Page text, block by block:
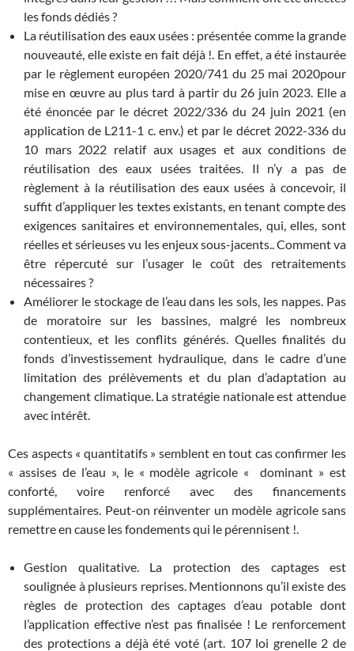
les fonds dédiés ?
La réutilisation des eaux usées : présentée comme la grande
nouveauté, elle existe en fait déjà !. En effet, a été instaurée
par le règlement européen 2020/741 du 25 mai 2020pour
mise en œuvre au plus tard à partir du 26 juin 2023. Elle a
été énoncée par le décret 2022/336 du 24 juin 2021 (en
application de L211-1 c. env.) et par le décret 2022-336 du
10 mars 2022 relatif aux usages et aux conditions de
réutilisation des eaux usées traitées. Il n’y a pas de
règlement à la réutilisation des eaux usées à concevoir, il
suffit d’appliquer les textes existants, en tenant compte des
exigences sanitaires et environnementales, qui, elles, sont
réelles et sérieuses vu les enjeux sous-jacents.. Comment va
être répercuté sur l’usager le coût des retraitements
nécessaires ?
Améliorer le stockage de l’eau dans les sols, les nappes. Pas
de moratoire sur les bassines, malgré les nombreux
contentieux, et les conflits générés. Quelles finalités du
fonds d’investissement hydraulique, dans le cadre d’une
limitation des prélèvements et du plan d’adaptation au
changement climatique. La stratégie nationale est attendue
avec intérêt.
Ces aspects « quantitatifs » semblent en tout cas confirmer les
« assises de l’eau », le « modèle agricole « dominant » est
conforté, voire renforcé avec des financements
supplémentaires. Peut-on réinventer un modèle agricole sans
remettre en cause les fondements qui le pérennisent !.
Gestion qualitative. La protection des captages est
soulignée à plusieurs reprises. Mentionnons qu’il existe des
règles de protection des captages d’eau potable dont
l’application effective n’est pas finalisée ! Le renforcement
des protections a déjà été voté (art. 107 loi grenelle 2 de